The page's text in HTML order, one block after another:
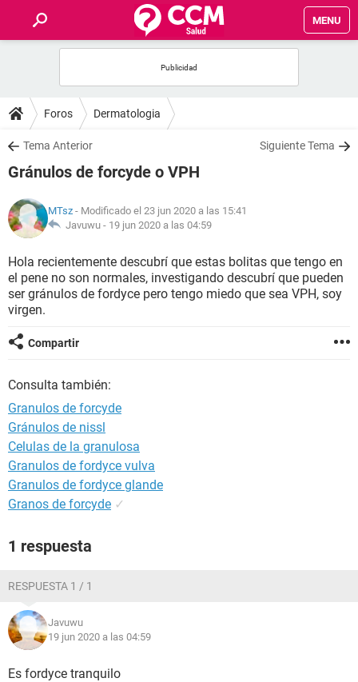
MENU
FOROS
SALUD
NUTRICIÓN
BIENESTAR
SEXUALIDAD
GLOSARIO
Foros Dermatologia
Tema Anterior Siguiente Tema
Gránulos de forcyde o VPH
MTsz - Modificado el 23 jun 2020 a las 15:41
Javuwu - 19 jun 2020 a las 04:59
Hola recientemente descubrí que estas bolitas que tengo en
el pene no son normales, investigando descubrí que pueden
ser gránulos de fordyce pero tengo miedo que sea VPH, soy
virgen.
Compartir
Consulta también:
Granulos de forcyde
Gránulos de nissl
Celulas de la granulosa
Granulos de fordyce vulva
Granulos de fordyce glande
Granos de forcyde ✓
1 respuesta
RESPUESTA 1 / 1
Javuwu
19 jun 2020 a las 04:59
Es fordyce tranquilo